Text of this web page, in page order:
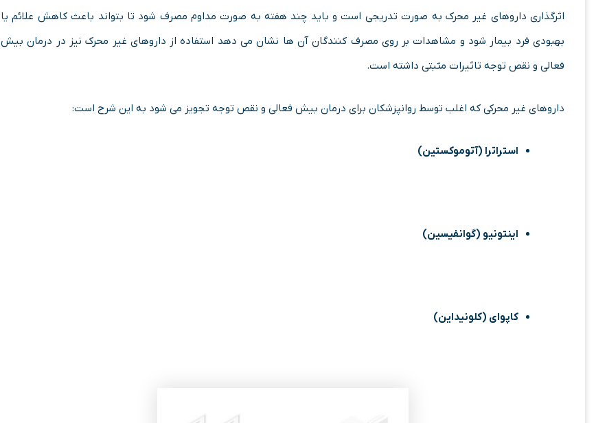
اثرگذاری داروهای غیر محرک به صورت تدریجی است و باید چند هفته به ­صورت مداوم مصرف شود تا بتواند باعث کاهش علائم یا
بهبودی فرد بیمار شود و مشاهدات بر روی مصرف کنندگان آن ها نشان می دهد استفاده از داروهای غیر محرک نیز در درمان بیش
فعالی و نقص توجه تاثیرات مثبتی داشته است.
داروهای غیر محرکی که اغلب توسط روانپزشکان برای درمان بیش فعالی و نقص توجه تجویز می شود به این شرح است:
استراترا (آتوموکستین)
اینتونیو (گوانفیسین)
کاپوای (کلونیداین)